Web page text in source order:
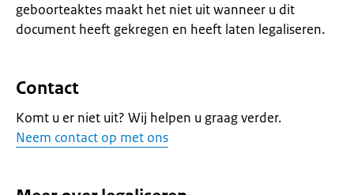
geboorteaktes maakt het niet uit wanneer u dit
document heeft gekregen en heeft laten legaliseren.
Contact
Komt u er niet uit? Wij helpen u graag verder.
Neem contact op met ons